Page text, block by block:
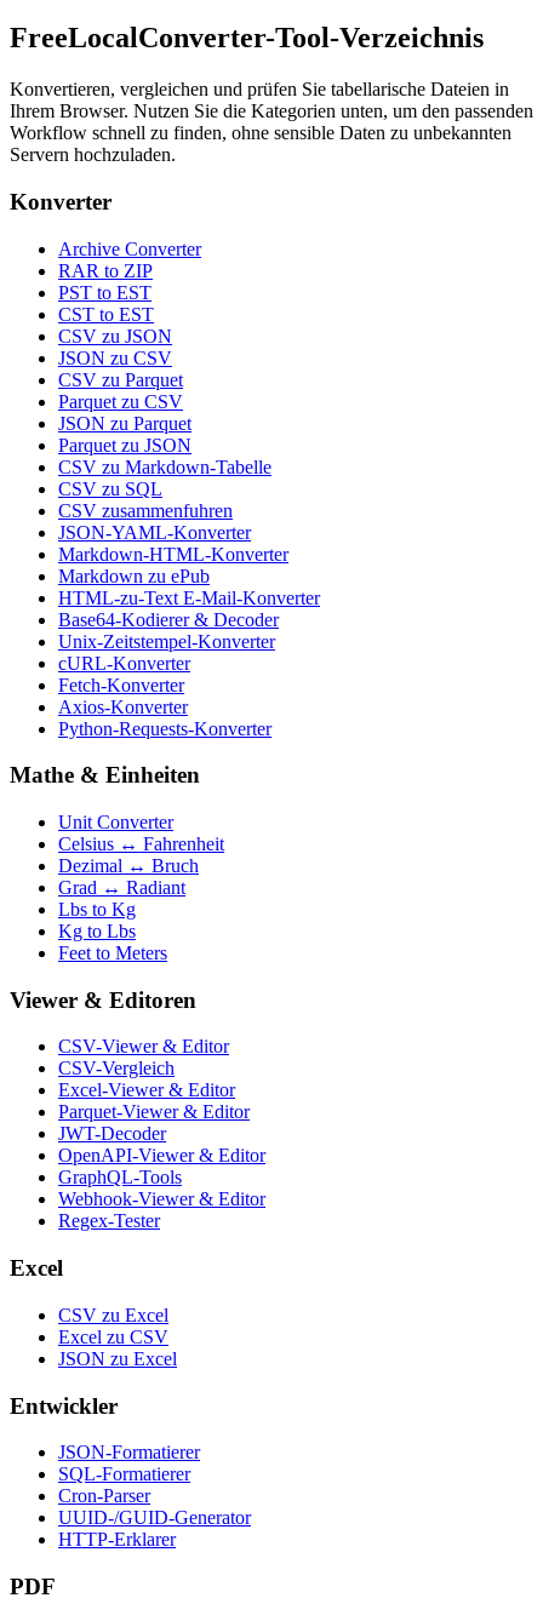
FreeLocalConverter-Tool-Verzeichnis
Konvertieren, vergleichen und prüfen Sie tabellarische Dateien in
Ihrem Browser. Nutzen Sie die Kategorien unten, um den passenden
Workflow schnell zu finden, ohne sensible Daten zu unbekannten
Servern hochzuladen.
Konverter
Archive Converter
RAR to ZIP
PST to EST
CST to EST
CSV zu JSON
JSON zu CSV
CSV zu Parquet
Parquet zu CSV
JSON zu Parquet
Parquet zu JSON
CSV zu Markdown-Tabelle
CSV zu SQL
CSV zusammenfuhren
JSON-YAML-Konverter
Markdown-HTML-Konverter
Markdown zu ePub
HTML-zu-Text E-Mail-Konverter
Base64-Kodierer & Decoder
Unix-Zeitstempel-Konverter
cURL-Konverter
Fetch-Konverter
Axios-Konverter
Python-Requests-Konverter
Mathe & Einheiten
Unit Converter
Celsius ↔ Fahrenheit
Dezimal ↔ Bruch
Grad ↔ Radiant
Lbs to Kg
Kg to Lbs
Feet to Meters
Viewer & Editoren
CSV-Viewer & Editor
CSV-Vergleich
Excel-Viewer & Editor
Parquet-Viewer & Editor
JWT-Decoder
OpenAPI-Viewer & Editor
GraphQL-Tools
Webhook-Viewer & Editor
Regex-Tester
Excel
CSV zu Excel
Excel zu CSV
JSON zu Excel
Entwickler
JSON-Formatierer
SQL-Formatierer
Cron-Parser
UUID-/GUID-Generator
HTTP-Erklarer
PDF